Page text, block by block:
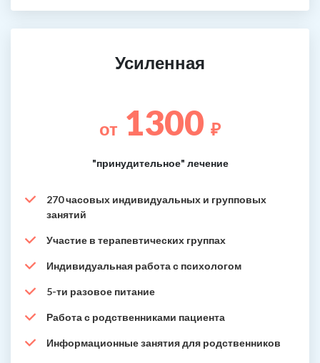
Усиленная
от 1300 ₽
"принудительное" лечение
270 часовых индивидуальных и групповых
занятий
Участие в терапевтических группах
Индивидуальная работа с психологом
5-ти разовое питание
Работа с родственниками пациента
Информационные занятия для родственников